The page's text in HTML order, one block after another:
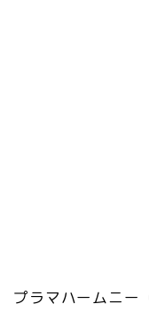
プラマハームニー